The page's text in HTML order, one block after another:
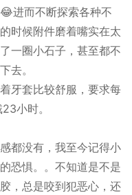
进而不断探索各种不
时候附件磨着嘴实在太
一圈小石子，甚至都不
去。
牙套比较舒服，要求每
小时。
都没有，我至今记得小
恐惧。。不知道是不是
，总是咬到犯恶心，还